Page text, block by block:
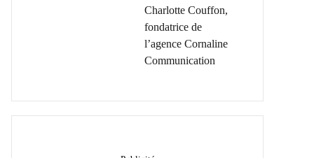
Charlotte Couffon,
fondatrice de
l’agence Cornaline
Communication